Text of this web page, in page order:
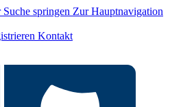
Suche springen Zur Hauptnavigation
Kontakt